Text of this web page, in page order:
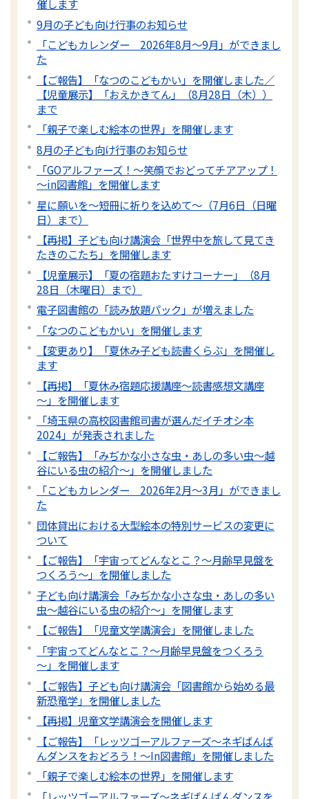
催します
9月の子ども向け行事のお知らせ
「こどもカレンダー 2026年8月～9月」ができまし
た
【ご報告】「なつのこどもかい」を開催しました／
【児童展示】「おえかきてん」（8月28日（木））
まで
「親子で楽しむ絵本の世界」を開催します
8月の子ども向け行事のお知らせ
「GOアルファーズ！～笑顔でおどってチアアップ！
～in図書館」を開催します
星に願いを～短冊に祈りを込めて～（7月6日（日曜
日）まで）
【再掲】子ども向け講演会「世界中を旅して見てき
たきのこたち」を開催します
【児童展示】「夏の宿題おたすけコーナー」（8月
28日（木曜日）まで）
電子図書館の「読み放題パック」が増えました
「なつのこどもかい」を開催します
【変更あり】「夏休み子ども読書くらぶ」を開催し
ます
【再掲】「夏休み宿題応援講座～読書感想文講座
～」を開催します
「埼玉県の高校図書館司書が選んだイチオシ本
2024」が発表されました
【ご報告】「みぢかな小さな虫・あしの多い虫～越
谷にいる虫の紹介～」を開催しました
「こどもカレンダー 2026年2月～3月」ができまし
た
団体貸出における大型絵本の特別サービスの変更に
ついて
【ご報告】「宇宙ってどんなとこ？～月齢早見盤を
つくろう～」を開催しました
子ども向け講演会「みぢかな小さな虫・あしの多い
虫～越谷にいる虫の紹介～」を開催します
【ご報告】「児童文学講演会」を開催しました
「宇宙ってどんなとこ？～月齢早見盤をつくろう
～」を開催します
【ご報告】子ども向け講演会「図書館から始める最
新恐竜学」を開催しました
【再掲】児童文学講演会を開催します
【ご報告】「レッツゴーアルファーズ～ネギばんば
んダンスをおどろう！～In図書館」を開催しました
「親子で楽しむ絵本の世界」を開催します
「レッツゴーアルファーズ～ネギばんばんダンスを